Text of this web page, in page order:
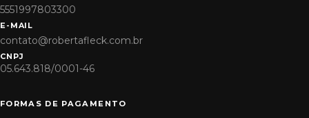
5551997803300
E-MAIL
contato@robertafleck.com.br
CNPJ
05.643.818/0001-46
FORMAS DE PAGAMENTO